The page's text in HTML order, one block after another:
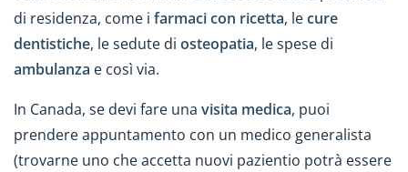
di residenza, come i farmaci con ricetta, lecure
dentistiche, le sedute di osteopatia, le spese di
ambulanza e così via.
In Canada, se devi fare una visita medica, puoi
prendere appuntamento con un medico generalista
(trovarne uno che accetta nuovi pazientio potrà essere